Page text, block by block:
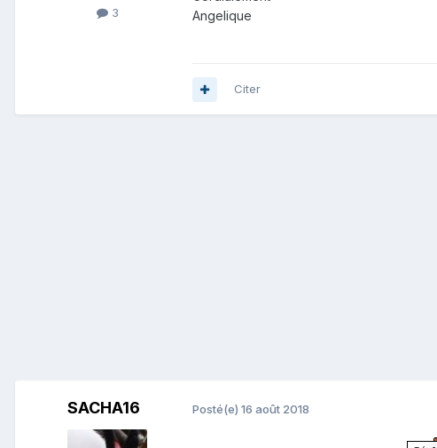
3
Angelique
Citer
SACHA16 Posté(e) 16 août 2018